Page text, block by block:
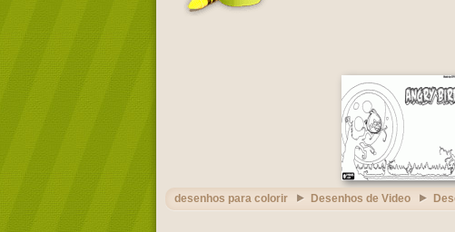
desenhos para colorir Desenhos de Video